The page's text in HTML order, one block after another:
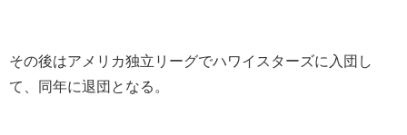
その後はアメリカ独立リーグでハワイスターズに入団し
て、同年に退団となる。